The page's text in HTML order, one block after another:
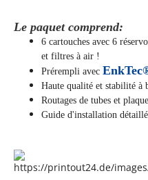
Le paquet comprend:
6 cartouches avec 6
et filtres à air !
Prérempli avec
Haute qualité et stabilité à
Routages de tubes et
Guide d'installation